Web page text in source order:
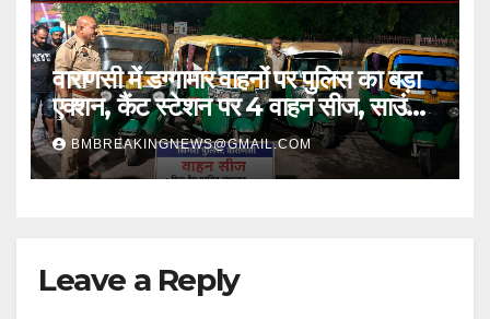
वाराणसी में डग्गामार वाहनों पर पुलिस का बड़ा
एक्शन, कैंट स्टेशन पर 4 वाहन सीज, साउंड
सिस्टम भी जब्त
BMBREAKINGNEWS@GMAIL.COM
Leave a Reply